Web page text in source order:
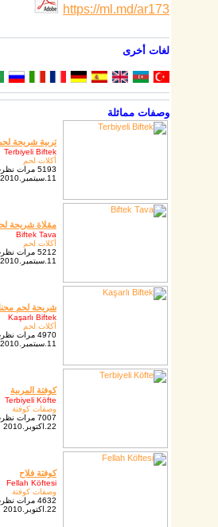
https://ml.md/ar173
لغات أخرى
وصفات مماثلة
تربية شريحة
Terbiyeli Biftek
أكلات لحم
5193 مرات نظرت
11.سبتمبر.2010
مقلاة شريحة
Biftek Tava
أكلات لحم
5212 مرات نظرت
11.سبتمبر.2010
شريحة لحم
Kaşarlı Biftek
أكلات لحم
4970 مرات نظرت
11.سبتمبر.2010
كوفتة المربية
Terbiyeli Köfte
وصفات كوفتة
7007 مرات نظرت
22.اكتوبر.2010
كوفتة فلاح
Fellah Köftesi
وصفات كوفتة
4632 مرات نظرت
22.اكتوبر.2010